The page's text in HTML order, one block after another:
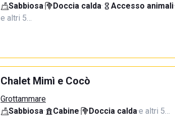
Sabbiosa· Doccia calda· Accesso animali·
e altri 5…
Chalet Mimì e Cocò
Grottammare
Sabbiosa· Cabine· Doccia calda·e altri 5…